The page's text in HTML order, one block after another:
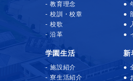
教育理念
校訓・校章
校歌
沿革
学園生活
施設紹介
寮生活紹介
新